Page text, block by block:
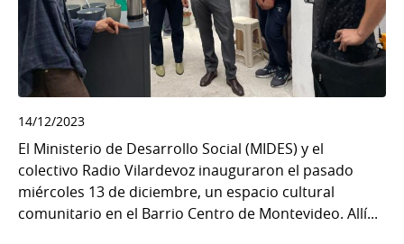
14/12/2023
El Ministerio de Desarrollo Social (MIDES) y el
colectivo Radio Vilardevoz inauguraron el pasado
miércoles 13 de diciembre, un espacio cultural
comunitario en el Barrio Centro de Montevideo. Allí...